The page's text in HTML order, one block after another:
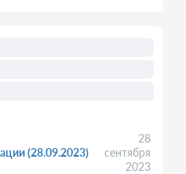
(28.09.2023)
28
сентября
2023